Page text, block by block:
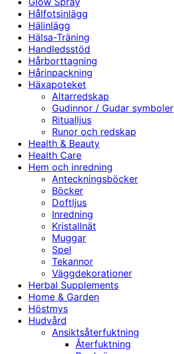
Hålfotsinlägg
Hälinlägg
Hälsa-Träning
Handledsstöd
Hårborttagning
Hårinpackning
Häxapoteket
Altarredskap
Gudinnor / Gudar symboler
Ritualljus
Runor och redskap
Health & Beauty
Health Care
Hem och inredning
Anteckningsböcker
Böcker
Doftljus
Inredning
Kristallnät
Muggar
Spel
Tekannor
Väggdekorationer
Herbal Supplements
Home & Garden
Höstmys
Hudvård
Ansiktsåterfuktning
Återfuktning